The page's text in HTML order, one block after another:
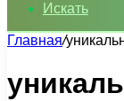
Искать
Главная/